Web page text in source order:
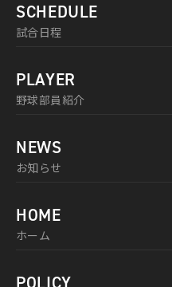
SCHEDULE
試合日程
PLAYER
野球部員紹介
NEWS
お知らせ
HOME
ホーム